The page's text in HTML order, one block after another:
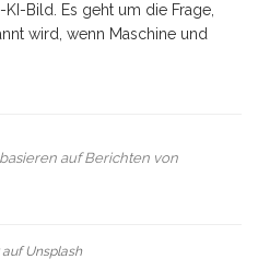
Bild. Es geht um die Frage,
wird, wenn Maschine und
auf Berichten von
aufUnsplash